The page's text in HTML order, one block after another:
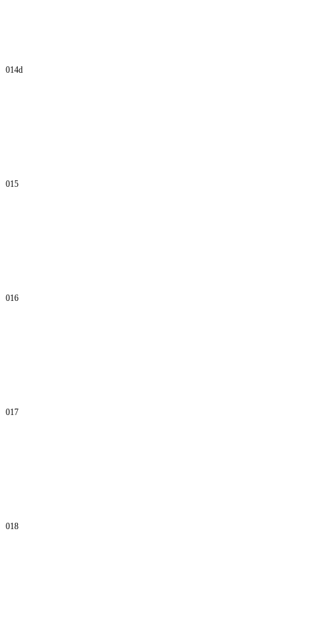
014d
015
016
017
018